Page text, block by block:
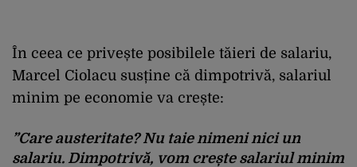
În ceea ce privește posibilele tăieri de salariu,
Marcel Ciolacu susține că dimpotrivă, salariul
minim pe economie va crește:
”Care austeritate? Nu taie nimeni nici un
salariu. Dimpotrivă, vom crește salariul minim